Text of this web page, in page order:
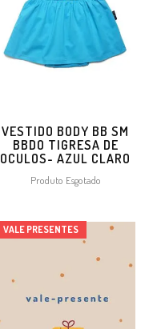
VESTIDO BODY BB SM
BBDO TIGRESA DE
OCULOS- AZUL CLARO
Produto Esgotado
VALE PRESENTES